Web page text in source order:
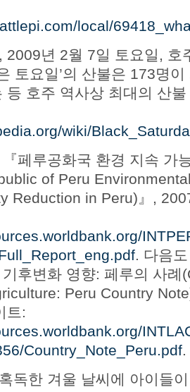
local/
2009년 2월 7일 토요일, 호
토요일’의 산불은 173명
등 호주 역사상 최대의 산
wiki/
페루공화국 환경 지속 가
of Peru
Reduction in Peru)』,
. 다음
기후변화 영향: 페루의 사
Peru Country
트:
Country_Note_Peru.pdf.
독한 겨울 날씨에 아이들